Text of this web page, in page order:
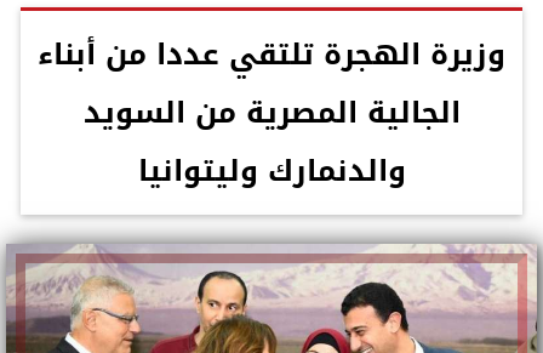
وزيرة الهجرة تلتقي عددا من أبناء
الجالية المصرية من السويد
والدنمارك وليتوانيا